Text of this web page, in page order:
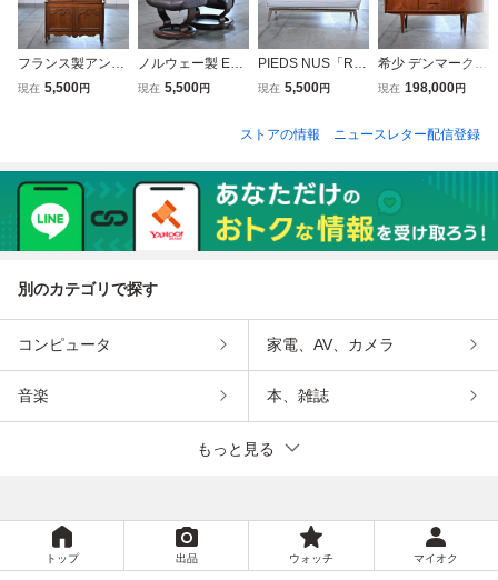
フランス製アンテ
ィーク キャビネッ
納 キッチン リビ
ング_ビンテージ
現在 5,500円
ノルウェー製 EKO
RNES 27万「Stre
イニングチェア オ
斎 ストレスレス
コンサルクラッシ
ック
現在 5,500円
PIEDS NUS「Rev
eur/レヴール」3シ
ート ホテル デッ
ス カフェ 店舗 サ
ロン ピエニュ
現在 5,500円
希少 デンマーク製
Brunn Hansen キ
ジ サイドボード
ー リビング ホテ
ル 収納 店舗
現在 198,000円
ストアの情報 ニュースレター配信登録
別のカテゴリで探す
コンピュータ 家電、AV、カメラ
音楽 本、雑誌
もっと見る
トップ 出品 ウォッチ マイオク